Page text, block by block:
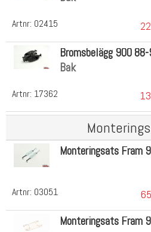
Artnr: 02415
Artnr: 17362
Bromsbelägg 900
Bak
Artnr: 03051
Monteringsats Fram
Monteringsats Fram